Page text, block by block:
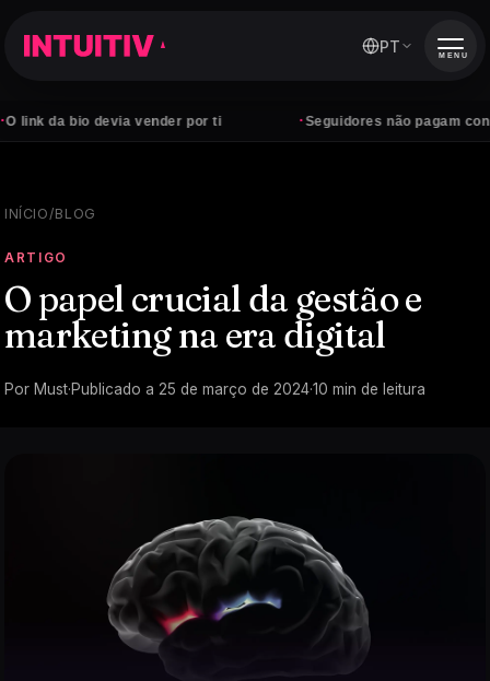
devia vender por ti Seguidores não pagam contas —
PT MENU
INÍCIO/BLOG
ARTIGO
O papel crucial da gestão e
marketing na era digital
Por Must·Publicado a 25 de março de 2024·10 min de leitura